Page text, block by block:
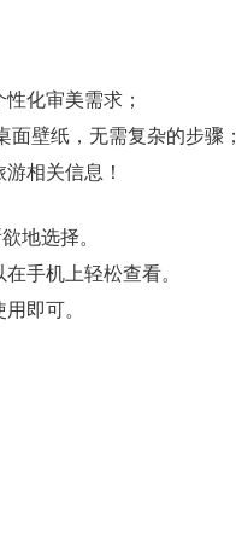
化审美需求；
壁纸，无需复杂的步骤；
相关信息！
地选择。
手机上轻松查看。
即可。